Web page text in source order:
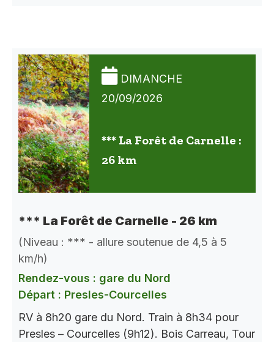
DIMANCHE
20/09/2026
*** La Forêt de Carnelle :
26 km
*** La Forêt de Carnelle - 26 km
(Niveau : *** - allure soutenue de 4,5 à 5
km/h)
Rendez-vous : gare du Nord
Départ : Presles-Courcelles
RV à 8h20 gare du Nord. Train à 8h34 pour
Presles – Courcelles (9h12). Bois Carreau, Tour